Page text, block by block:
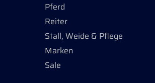
Pferd
Reiter
Stall, Weide & Pflege
Marken
Sale